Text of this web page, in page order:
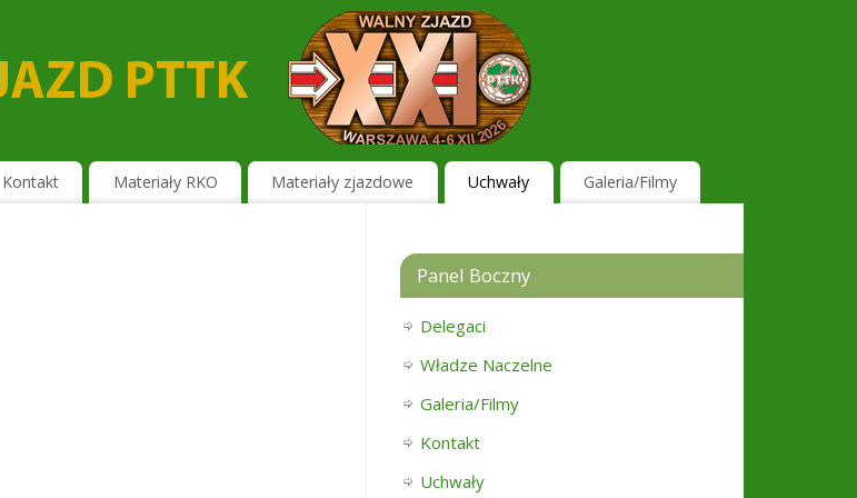
Kontakt Materiały RKO Materiały zjazdowe Uchwały Galeria/Filmy
Panel Boczny
Delegaci
Władze Naczelne
Galeria/Filmy
Kontakt
Uchwały